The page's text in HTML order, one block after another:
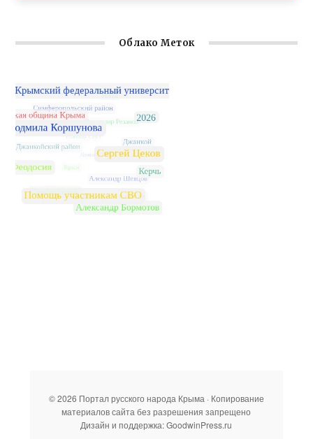
Облако Меток
© 2026 Портал русского народа Крыма · Копирование
материалов сайта без разрешения запрещено
Дизайн и поддержка: GoodwinPress.ru